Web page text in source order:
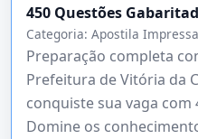
450 Questões
Categoria: Apostila Impressa
Preparação completa
Prefeitura de Vitória da
conquiste sua vaga
Domine os